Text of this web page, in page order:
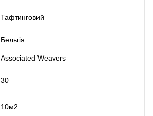
Тафтинговий
Бельгія
Associated Weavers
30
10м2